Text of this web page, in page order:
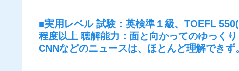
■実用レベル 試験：英検準１級、TOEFL
程度以上 聴解能力：面と向かってのゆっく
CNNなどのニュースは、ほとんど理解でき